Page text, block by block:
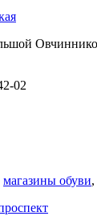
02
магазины обуви,